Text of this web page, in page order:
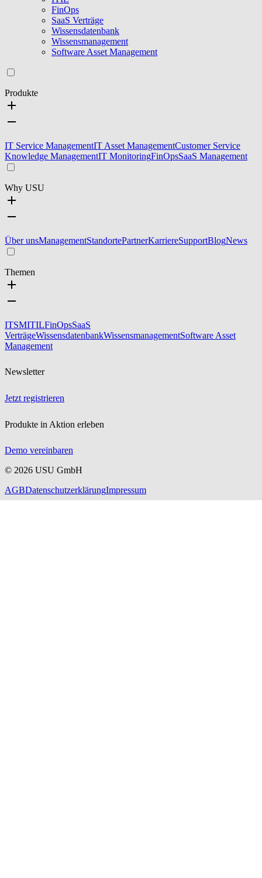
FinOps
SaaS Verträge
Wissensdatenbank
Wissensmanagement
Software Asset Management
Produkte
IT Service ManagementIT Asset ManagementCustomer Service
Knowledge ManagementIT MonitoringFinOpsSaaS Management
Why USU
Über unsManagementStandortePartnerKarriereSupportBlogNews
Themen
ITSMITILFinOpsSaaS
VerträgeWissensdatenbankWissensmanagementSoftware Asset
Management
Newsletter
Jetzt registrieren
Produkte in Aktion erleben
Demo vereinbaren
© 2026 USU GmbH
AGBDatenschutzerklärungImpressum